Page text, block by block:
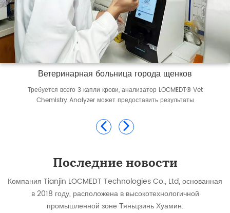
Ветеринарная больница города щенков
Требуется всего 3 капли крови, анализатор LOCMEDT® Vet
Chemistry Analyzer может предоставить результаты
Последние новости
Компания Tianjin LOCMEDT Technologies Co., Ltd, основанная
в 2018 году, расположена в высокотехнологичной
промышленной зоне Тяньцзинь Хуамин.